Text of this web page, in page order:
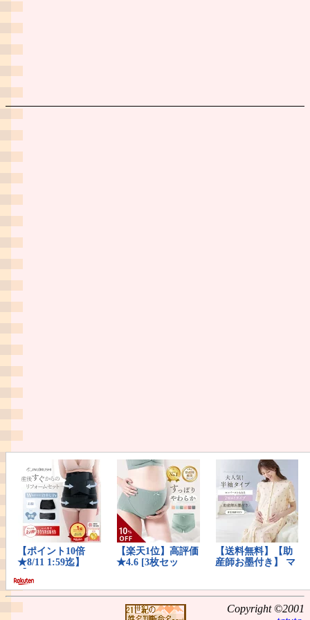
Copyright ©2001